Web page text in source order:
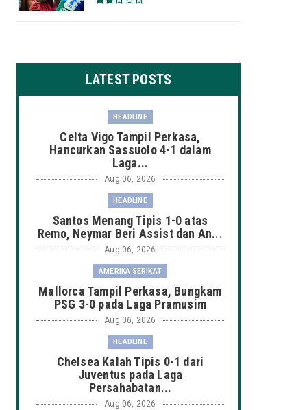
LATEST POSTS
HEADLINE
Celta Vigo Tampil Perkasa,
Hancurkan Sassuolo 4-1 dalam
Laga...
Aug 06, 2026
HEADLINE
Santos Menang Tipis 1-0 atas
Remo, Neymar Beri Assist dan An...
Aug 06, 2026
AMERIKA SERIKAT
Mallorca Tampil Perkasa, Bungkam
PSG 3-0 pada Laga Pramusim
Aug 06, 2026
HEADLINE
Chelsea Kalah Tipis 0-1 dari
Juventus pada Laga
Persahabatan...
Aug 06, 2026